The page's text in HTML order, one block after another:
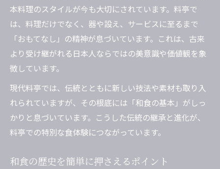
本料理のスタイルが今も大切にされています。料亭で
は、料理だけでなく、器や設え、サービスに至るまで
「おもてなし」の精神が息づいています。これは、古来
より受け継がれる日本人ならではの美意識や価値観を象
徴しています。
現代料亭では、伝統とともに新しい技法や素材も取り入
れられていますが、その根底には「和食の基本」がしっ
かりと息づいています。こうした伝統の継承と進化が、
料亭での特別な食体験につながっています。
和食の歴史を簡単に押さえるポイント